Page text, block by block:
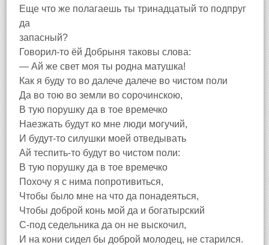
Еще что же полагаешь ты тринадцатый то подпруг
да
запасный?
Говорил-то ёй Добрыня таковы слова:
— Ай же свет моя ты родна матушка!
Как я буду то во далече далече во чистом поли
Да во тою во земли во сорочинскою,
В тую порушку да в тое времечко
Наезжать будут ко мне люди могучий,
И будут-то силушки моей отведывать
Ай теспить-то будут во чистом поли:
В тую порушку да в тое времечко
Похочу я с нима попротивиться,
Чтобы было мне на что да понадеяться,
Чтобы доброй конь мой да и богатырский
С-под седельника да он не выскочил,
И на кони сидел бы доброй молодец, не старился.